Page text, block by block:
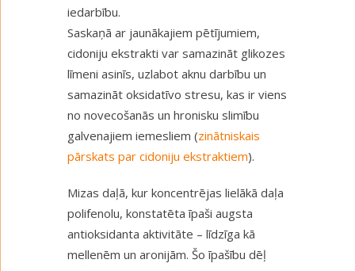
iedarbību.
Saskaņā ar jaunākajiem pētījumiem,
cidoniju ekstrakti var samazināt glikozes
līmeni asinīs, uzlabot aknu darbību un
samazināt oksidatīvo stresu, kas ir viens
no novecošanās un hronisku slimību
galvenajiem iemesliem (zinātniskais
pārskats par cidoniju ekstraktiem).
Mizas daļā, kur koncentrējas lielākā daļa
polifenolu, konstatēta īpaši augsta
antioksidanta aktivitāte – līdzīga kā
mellenēm un aronijām. Šo īpašību dēļ